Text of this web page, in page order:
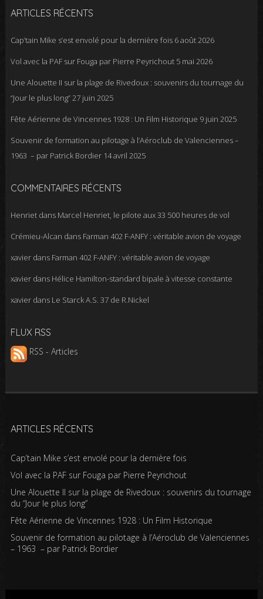
ARTICLES RÉCENTS
Cap’tain Mike s’est envolé pour la dernière fois 6 août 2026
Vol avec la PAF sur Fouga par Pierre Peyrichout 5 mai 2026
Une Alouette II sur la plage de Rivedoux : souvenirs du tournage du
“Jour le plus long”27 juin 2025
Fête Aérienne de Vincennes 1928 : Un Film Historique 9 juin 2025
Souvenir de formation au pilotage à l’Aéroclub de Valenciennes –
1963 – par Patrick Bordier 14 avril 2025
COMMENTAIRES RÉCENTS
Henrietdans Marcel Henriet, le pilote aux 33 500 heures de vol
Crémieu-Alcan dans Farman 402 F-ANFY : véritable avion de voyage
xavierdans Farman 402 F-ANFY : véritable avion de voyage
xavierdans Hélice Hamilton-standard bipale à vitesse constante
xavierdans Le Starck A.S. 37 de R.Nickel
FLUX RSS
RSS - Articles
ARTICLES RÉCENTS
Cap’tain Mike s’est envolé pour la dernière fois
Vol avec la PAF sur Fouga par Pierre Peyrichout
Une Alouette II sur la plage de Rivedoux : souvenirs du tournage
du “Jour le plus long”
Fête Aérienne de Vincennes 1928 : Un Film Historique
Souvenir de formation au pilotage à l’Aéroclub de Valenciennes
– 1963 – par Patrick Bordier